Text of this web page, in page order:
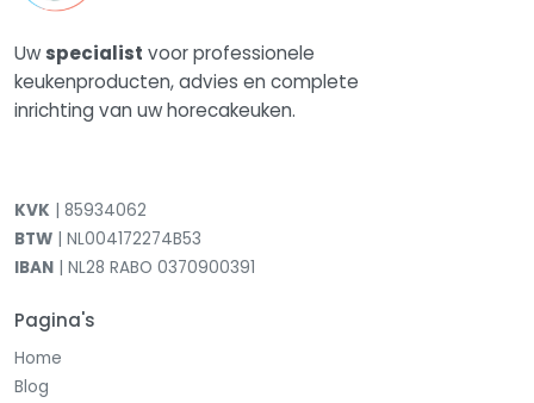
Uw specialist voor professionele
keukenproducten, advies en complete
inrichting van uw horecakeuken.
KVK | 85934062
BTW | NL004172274B53
IBAN | NL28 RABO 0370900391
Pagina's
Home
Blog